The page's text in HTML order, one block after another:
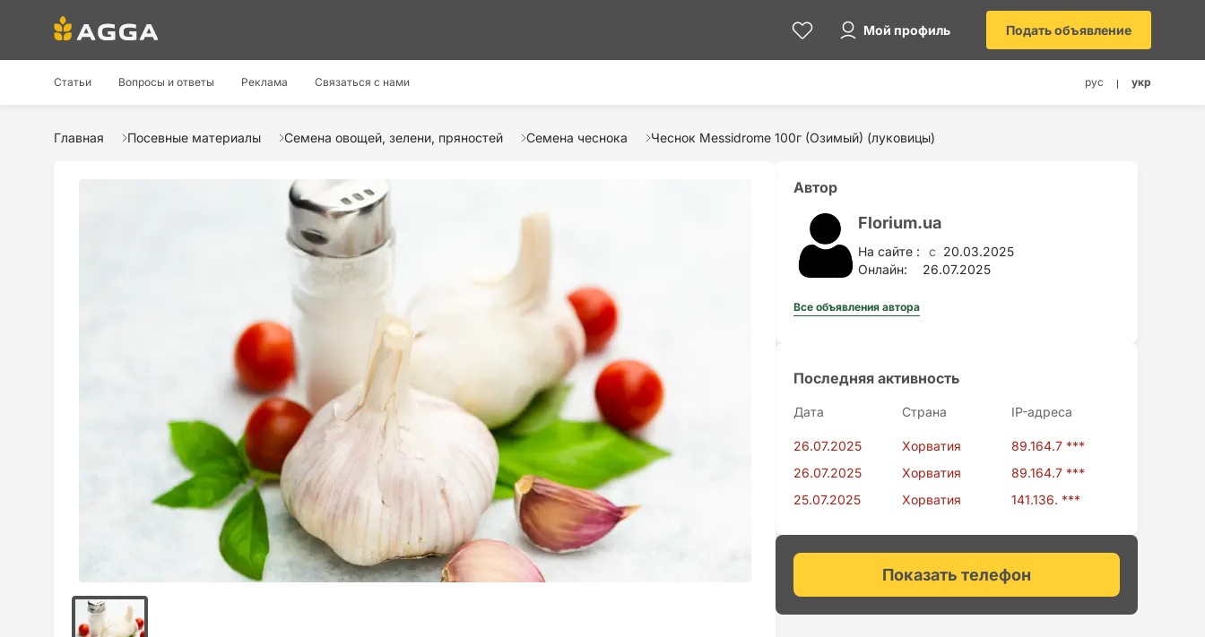
Мой профиль Подать объявление
Статьи Вопросы и ответы Реклама Связаться с нами рус укр
Главная Посевные материалы Семена овощей, зелени, пряностей Семена чеснока Чеснок Messidrome 100г (Озимый) (луковицы)
Автор
Florium.ua
На сайте : c 20.03.2025
Онлайн:
26.07.2025
Все объявления автора
Последняя активность
Дата Страна IP-адресa
26.07.2025 Хорватия
89.164.7 ***
26.07.2025
Хорватия
89.164.7 ***
25.07.2025
Хорватия 141.136. ***
Показать телефон